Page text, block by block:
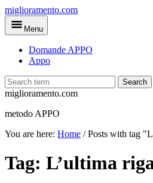
Skip
to
main
miglioramento.com
Menu
Domande APPO
Appo
Search
miglioramento.com
metodo APPO
You are here: Home /Posts with tag
Tag: L’ultima